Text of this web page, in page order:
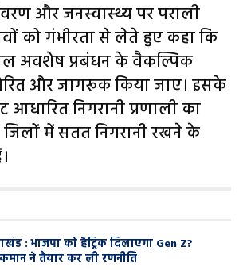
और जनस्वास्थ्य पर पराली
को गंभीरता से लेते हुए कहा कि
अवशेष प्रबंधन के वैकल्पिक
और जागरूक किया जाए। इसके
निगरानी प्रणाली का
में सतत निगरानी रखने के
: भाजपा को हैट्रिक दिलाएगा Gen Z?
ने तैयार कर ली रणनीति